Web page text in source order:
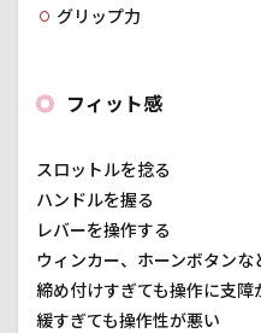
グリップ力
フィット感
スロットルを捻る
ハンドルを握る
レバーを操作する
ウィンカー、ホーンボタンな
締め付けすぎても操作に支障
緩すぎても操作性が悪い